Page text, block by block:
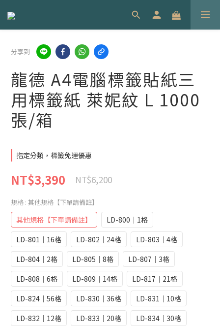
分享到
龍德 A4電腦標籤貼紙三
用標籤紙 萊妮紋 L 1000
張/箱
指定分類，標籤免運優惠
NT$3,390 NT$6,200
規格 : 其他規格【下單請備註】
其他規格【下單請備註】
LD-800｜1格
LD-801｜16格
LD-802｜24格
LD-803｜4格
LD-804｜2格
LD-805｜8格
LD-807｜3格
LD-808｜6格
LD-809｜14格
LD-817｜21格
LD-824｜56格
LD-830｜36格
LD-831｜10格
LD-832｜12格
LD-833｜20格
LD-834｜30格